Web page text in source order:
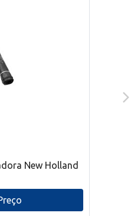
New Holland